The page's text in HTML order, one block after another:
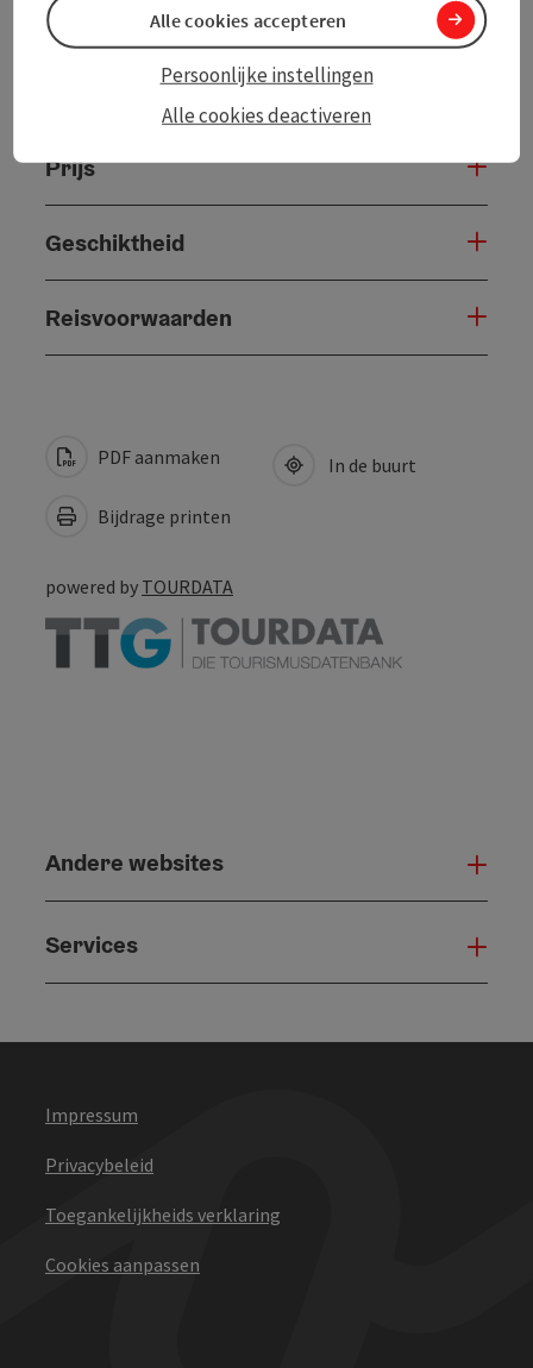
Prijs
Geschiktheid
Reisvoorwaarden
PDF aanmaken
Bijdrage printen
In de buurt
powered by TOURDATA
Andere websites
Services
Impressum
Privacybeleid
Toegankelijkheids verklaring
Cookies aanpassen
Alle cookies deactiveren
Persoonlijke instellingen
Alle cookies accepteren